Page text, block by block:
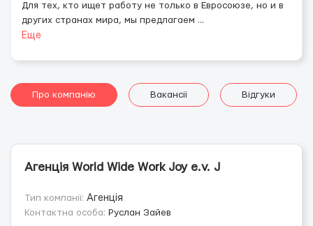
Для тех, кто ищет работу не только в Евросоюзе, но и в
других странах мира, мы предлагаем ...
Еще
Про компанію Вакансії Відгуки
Агенція World Wide Work Joy e.v. J
Тип компанії: Агенція
Контактна особа: Руслан Зайев